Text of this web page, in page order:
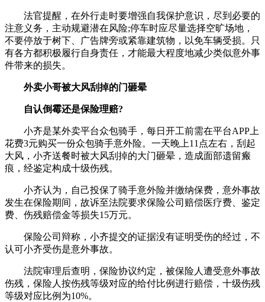
法官提醒，在外行走时要增强自我保护意识，尽到必要的
注意义务，主动规避潜在风险;停车时应尽量选择空旷场地，
不要停放于树下、广告牌旁或紧靠建筑物，以免车辆受损。只
有各方都积极履行自身责任，才能最大程度地减少类似意外事
件带来的损失。
外卖小哥被大风刮掉的门砸晕
自认倒霉还是保险理赔?
小齐是某外卖平台众包骑手，每日开工前需在平台APP上
花费3元购买一份众包骑手意外险。一天晚上11点左右，刮起
大风，小齐送餐时被大风刮掉的大门砸晕，造成面部遗留瘢
痕，经鉴定构成十级伤残。
小齐认为，自己投保了骑手意外险并缴纳保费，意外事故
发生在保险期间，故诉至法院要求保险公司赔偿医疗费、鉴定
费、伤残赔偿金等损失15万元。
保险公司辩称，小齐提交的证据没有证明受伤的经过，不
认可小齐受伤是意外事故。
法院审理后查明，保险协议约定，被保险人遭受意外事故
伤残，保险人按伤残等级对应的给付比例进行赔偿，十级伤残
等级对应比例为10%。